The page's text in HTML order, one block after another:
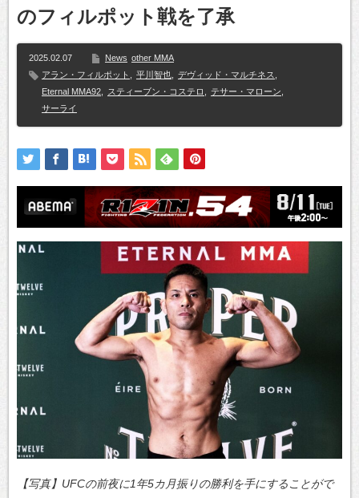
のフィルポット戦を了承
2025.02.07 News other MMA
アラン・フィルポット
平川智也 デヴィッド・マルチネス
Eternal MMA92
スティーブン・コステロ テサー・マローン
サーライ
【写真】UFCの前夜に1年5カ月振りの勝利を手にすることがで